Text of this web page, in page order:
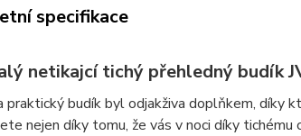
specifikace
netikajcí tichý přehledný budík
budík byl odjakživa doplňkem, díky
nejen díky tomu, že vás v noci díky